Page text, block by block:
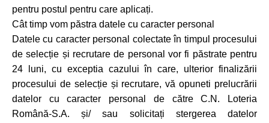
pentru postul pentru care aplicați.
Cât timp vom păstra datele cu caracter personal
Datele cu caracter personal colectate în timpul procesului
de selecție și recrutare de personal vor fi păstrate pentru
24 luni, cu exceptia cazului în care, ulterior finalizării
procesului de selecție și recrutare, vă opuneti prelucrării
datelor cu caracter personal de către C.N. Loteria
Română-S.A. și/ sau solicitați stergerea datelor